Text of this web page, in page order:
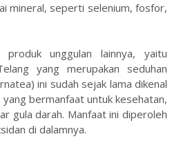
mineral, seperti selenium, fosfor,
produk unggulan lainnya, yaitu
yang merupakan seduhan
ini sudah sejak lama dikenal
bermanfaat untuk kesehatan,
gula darah. Manfaat ini diperoleh
di dalamnya.